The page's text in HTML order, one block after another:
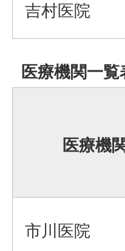
吉村医院
医療機関一
医療機
市川医院